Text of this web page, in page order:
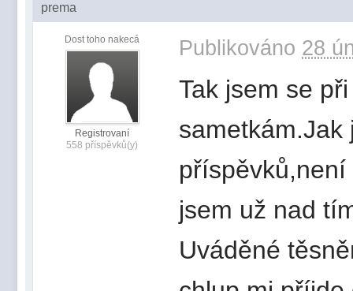
prema
Dost toho nakecá
Registrovaní
558 příspěvků(y)
Publikováno 28
Tak jsem se
sametkám.Jak
jsem už nad
Uváděné